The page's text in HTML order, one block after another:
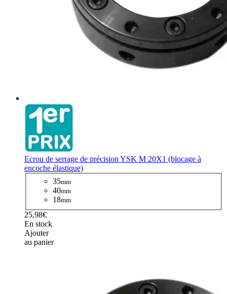
Ecrou de serrage de précision YSK M 20X1 (blocage à
encoche élastique)
35mm
40mm
18mm
25,98€
En stock
Ajouter
au panier